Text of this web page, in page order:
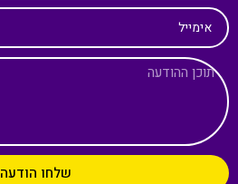
אימייל
שלחו הודעה